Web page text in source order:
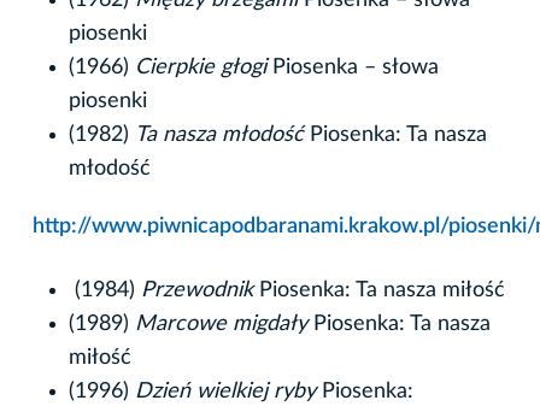
piosenki
(1966) Cierpkie głogi Piosenka – słowa
piosenki
(1982) Ta nasza młodośćPiosenka: Ta nasza
młodość
http://www.piwnicapodbaranami.krakow.pl/
(1984) PrzewodnikPiosenka: Ta nasza miłość
(1989) Marcowe migdały Piosenka: Ta nasza
miłość
(1996) Dzień wielkiej rybyPiosenka: